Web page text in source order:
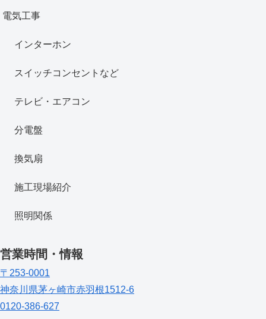
電気工事
インターホン
スイッチコンセントなど
テレビ・エアコン
分電盤
換気扇
施工現場紹介
照明関係
営業時間・情報
〒253-0001
神奈川県茅ヶ崎市赤羽根1512-6
0120-386-627